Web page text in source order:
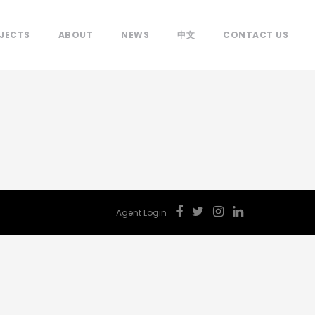
ABOUT NEWS 中文 CONTACT US
Agent Login